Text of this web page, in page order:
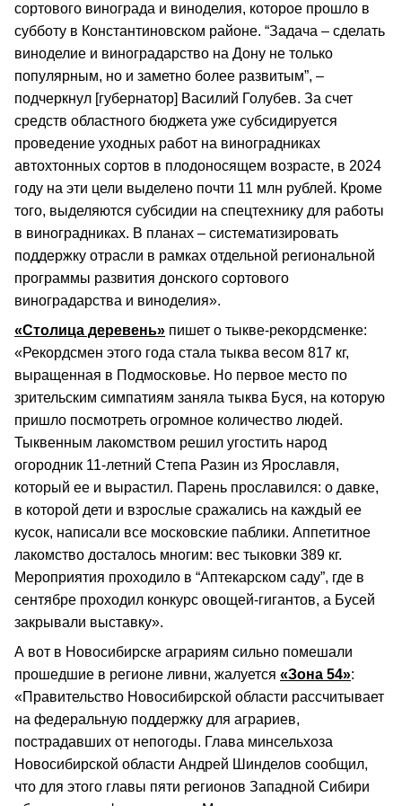
сортового винограда и виноделия, которое прошло в
субботу в Константиновском районе. “Задача – сделать
виноделие и виноградарство на Дону не только
популярным, но и заметно более развитым”, –
подчеркнул [губернатор] Василий Голубев. За счет
средств областного бюджета уже субсидируется
проведение уходных работ на виноградниках
автохтонных сортов в плодоносящем возрасте, в 2024
году на эти цели выделено почти 11 млн рублей. Кроме
того, выделяются субсидии на спецтехнику для работы
в виноградниках. В планах – систематизировать
поддержку отрасли в рамках отдельной региональной
программы развития донского сортового
виноградарства и виноделия».
«Столица деревень» пишет о тыкве-рекордсменке:
«Рекордсмен этого года стала тыква весом 817 кг,
выращенная в Подмосковье. Но первое место по
зрительским симпатиям заняла тыква Буся, на которую
пришло посмотреть огромное количество людей.
Тыквенным лакомством решил угостить народ
огородник 11-летний Степа Разин из Ярославля,
который ее и вырастил. Парень прославился: о давке,
в которой дети и взрослые сражались на каждый ее
кусок, написали все московские паблики. Аппетитное
лакомство досталось многим: вес тыковки 389 кг.
Мероприятия проходило в “Аптекарском саду”, где в
сентябре проходил конкурс овощей-гигантов, а Бусей
закрывали выставку».
А вот в Новосибирске аграриям сильно помешали
прошедшие в регионе ливни, жалуется «Зона 54»:
«Правительство Новосибирской области рассчитывает
на федеральную поддержку для аграриев,
пострадавших от непогоды. Глава минсельхоза
Новосибирской области Андрей Шинделов сообщил,
что для этого главы пяти регионов Западной Сибири